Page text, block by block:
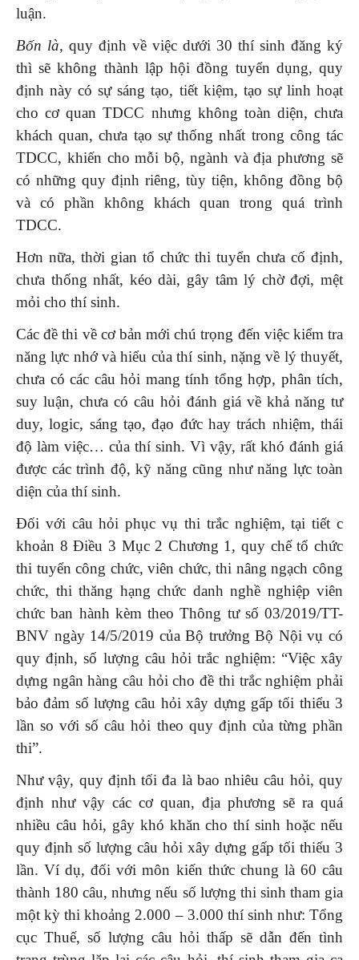
luận.
Bốn là, quy định về việc dưới 30 thí sinh đăng ký
thì sẽ không thành lập hội đồng tuyển dụng, quy
định này có sự sáng tạo, tiết kiệm, tạo sự linh hoạt
cho cơ quan TDCC nhưng không toàn diện, chưa
khách quan, chưa tạo sự thống nhất trong công tác
TDCC, khiến cho mỗi bộ, ngành và địa phương sẽ
có những quy định riêng, tùy tiện, không đồng bộ
và có phần không khách quan trong quá trình
TDCC.
Hơn nữa, thời gian tổ chức thi tuyển chưa cố định,
chưa thống nhất, kéo dài, gây tâm lý chờ đợi, mệt
mỏi cho thí sinh.
Các đề thi về cơ bản mới chú trọng đến việc kiểm tra
năng lực nhớ và hiểu của thí sinh, nặng về lý thuyết,
chưa có các câu hỏi mang tính tổng hợp, phân tích,
suy luận, chưa có câu hỏi đánh giá về khả năng tư
duy, logic, sáng tạo, đạo đức hay trách nhiệm, thái
độ làm việc… của thí sinh. Vì vậy, rất khó đánh giá
được các trình độ, kỹ năng cũng như năng lực toàn
diện của thí sinh.
Đối với câu hỏi phục vụ thi trắc nghiệm, tại tiết c
khoản 8 Điều 3 Mục 2 Chương 1, quy chế tổ chức
thi tuyển công chức, viên chức, thi nâng ngạch công
chức, thi thăng hạng chức danh nghề nghiệp viên
chức ban hành kèm theo Thông tư số 03/2019/TT-
BNV ngày 14/5/2019 của Bộ trưởng Bộ Nội vụ có
quy định, số lượng câu hỏi trắc nghiệm: “Việc xây
dựng ngân hàng câu hỏi cho đề thi trắc nghiệm phải
bảo đảm số lượng câu hỏi xây dựng gấp tối thiểu 3
lần so với số câu hỏi theo quy định của từng phần
thi”.
Như vậy, quy định tối đa là bao nhiêu câu hỏi, quy
định như vậy các cơ quan, địa phương sẽ ra quá
nhiều câu hỏi, gây khó khăn cho thí sinh hoặc nếu
quy định số lượng câu hỏi xây dựng gấp tối thiểu 3
lần. Ví dụ, đối với môn kiến thức chung là 60 câu
thành 180 câu, nhưng nếu số lượng thi sinh tham gia
một kỳ thi khoảng 2.000 – 3.000 thí sinh như: Tổng
cục Thuế, số lượng câu hỏi thấp sẽ dẫn đến tình